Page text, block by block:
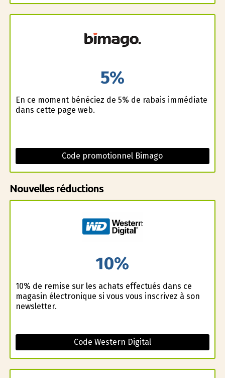
5%
En ce moment bénéficiez de 5% de rabais immédiate
dans cette page web.
Code promotionnel Bimago
Nouvelles réductions
10%
10% de remise sur les achats effectués dans ce
magasin électronique si vous vous inscrivez à son
newsletter.
Code Western Digital